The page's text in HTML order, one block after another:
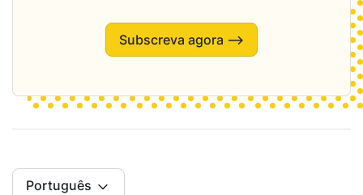
Subscreva agora ⟶
Português